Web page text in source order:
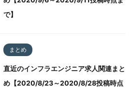
で】
まとめ
直近のインフラエンジニア求人関連まと
め【2020/8/23～2020/8/28投稿時点